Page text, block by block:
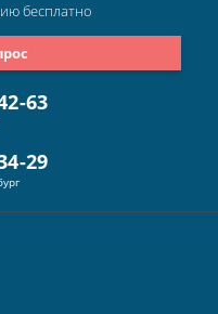
63
29
бесплатно